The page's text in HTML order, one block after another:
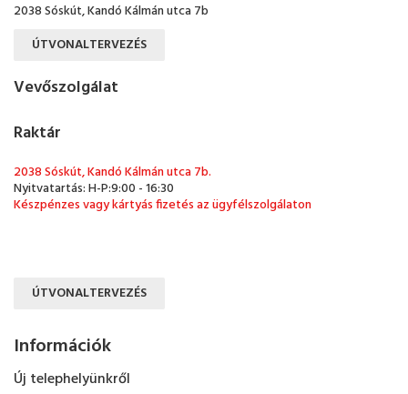
2038 Sóskút, Kandó Kálmán utca 7b
ÚTVONALTERVEZÉS
Vevőszolgálat
Raktár
2038 Sóskút, Kandó Kálmán utca 7b.
Nyitvatartás: H-P:9:00 - 16:30
Készpénzes vagy kártyás fizetés az ügyfélszolgálaton
ÚTVONALTERVEZÉS
Információk
Új telephelyünkről